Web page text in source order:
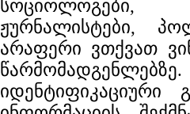
სოციოლოგები,
ჟურნალისტები,
არაფერი ვთქვათ
იდენტიფიკაციური